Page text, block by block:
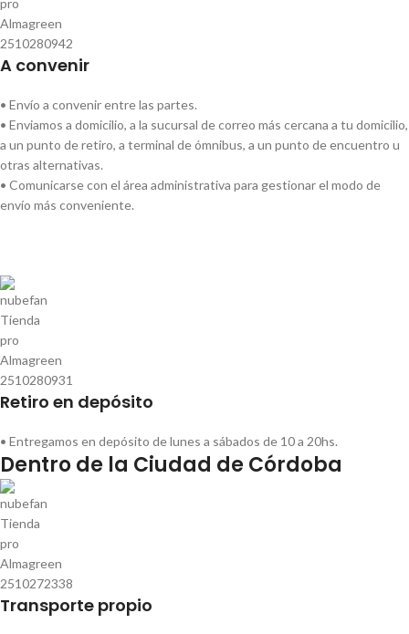
A convenir
• Envío a convenir entre las partes.
• Enviamos a domicilio, a la sucursal de correo más cercana a tu domicilio,
a un punto de retiro, a terminal de ómnibus, a un punto de encuentro u
otras alternativas.
• Comunicarse con el área administrativa para gestionar el modo de
envío más conveniente.
Retiro en depósito
• Entregamos en depósito de lunes a sábados de 10 a 20hs.
Dentro de la Ciudad de Córdoba
Transporte propio